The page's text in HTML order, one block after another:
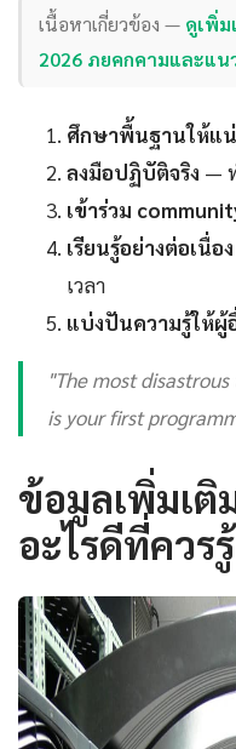
เนื้อหาเกี่ยวข้อง — ดูเพิ่ม
2026 ภยคกคามและแ
ศึกษาพื้นฐานให้แ
ลงมือปฏิบัติจริง —
เข้าร่วม
เรียนรู้อย่างต่อเนื่อง
เวลา
แบ่งปันความรู้ให้ผู้
"The most
is your first
ข้อมูลเพิ่มเติ
อะไรดีที่ควรรู้